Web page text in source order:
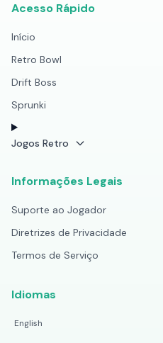
Acesso Rápido
Início
Retro Bowl
Drift Boss
Sprunki
Jogos Retro
Informações Legais
Suporte ao Jogador
Diretrizes de Privacidade
Termos de Serviço
Idiomas
English